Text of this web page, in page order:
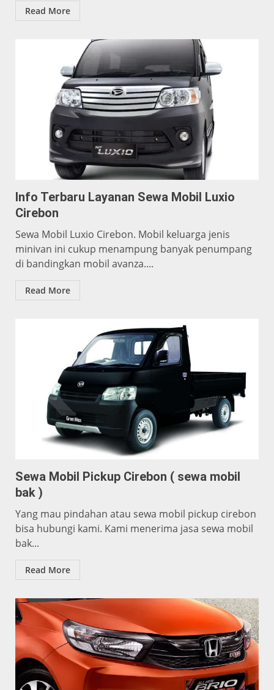
Read More
Info Terbaru Layanan Sewa Mobil Luxio
Cirebon
Sewa Mobil Luxio Cirebon. Mobil keluarga jenis
minivan ini cukup menampung banyak penumpang
di bandingkan mobil avanza....
Read More
Sewa Mobil Pickup Cirebon ( sewa mobil
bak )
Yang mau pindahan atau sewa mobil pickup cirebon
bisa hubungi kami. Kami menerima jasa sewa mobil
bak...
Read More